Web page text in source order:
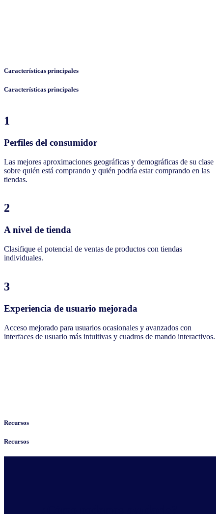
Características principales
Características principales
1
Perfiles del consumidor
Las mejores aproximaciones geográficas y demográficas de su clase
sobre quién está comprando y quién podría estar comprando en las
tiendas.
2
A nivel de tienda
Clasifique el potencial de ventas de productos con tiendas
individuales.
3
Experiencia de usuario mejorada
Acceso mejorado para usuarios ocasionales y avanzados con
interfaces de usuario más intuitivas y cuadros de mando interactivos.
Recursos
Recursos